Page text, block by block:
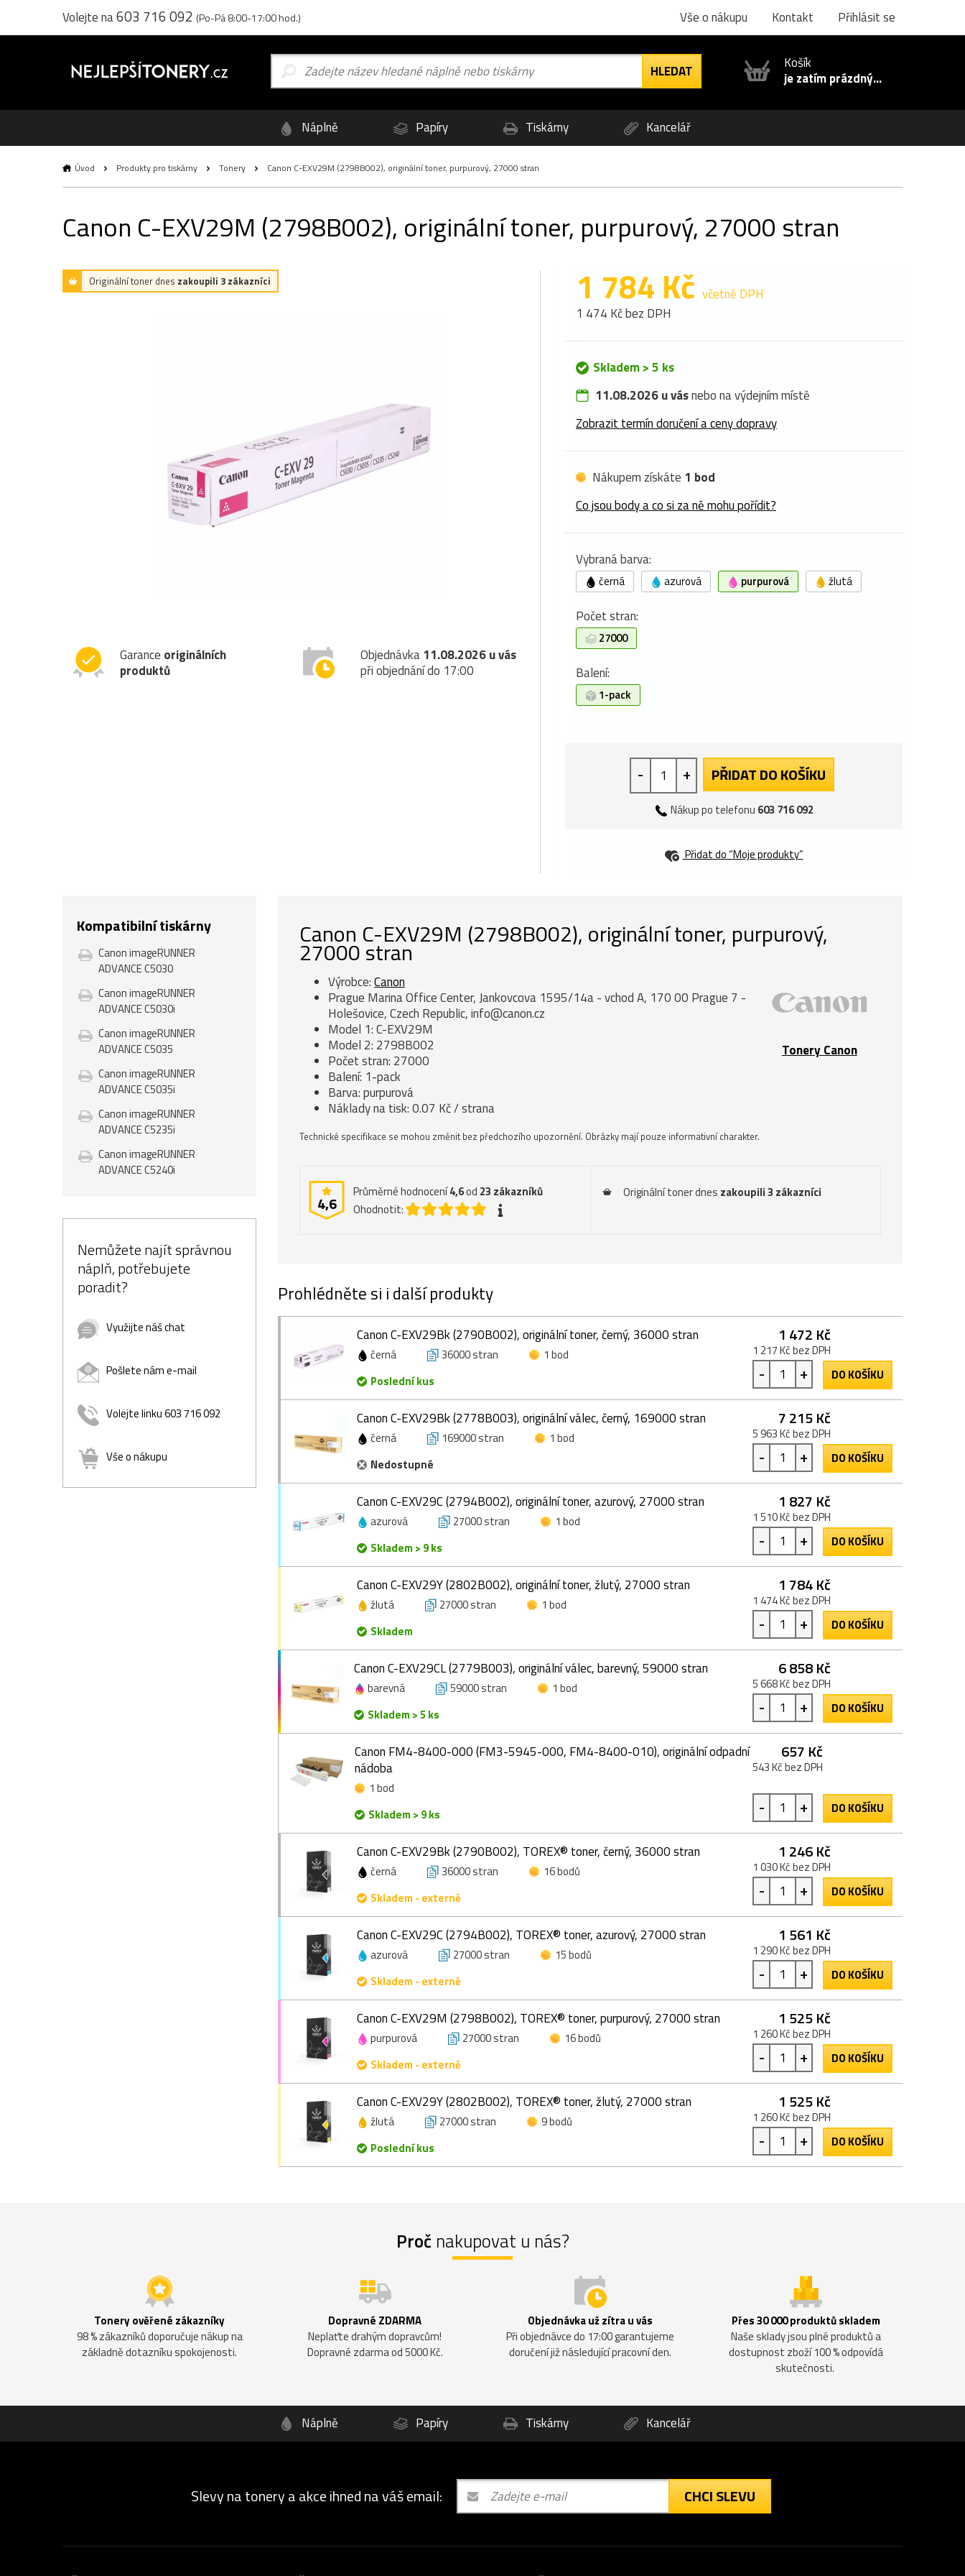
Volejte na603 716 092 (Po-Pá 8:00-17:00 hod.) Vše o nákupu Kontakt Přihlásit se
Košík
je zatím prázdný...
Náplně Papíry Tiskárny Kancelář
Úvod Produkty pro tiskárny Tonery Canon C-EXV29M (2798B002), originální toner, purpurový, 27000 stran
Canon C-EXV29M (2798B002), originální toner, purpurový, 27000 stran
Originální toner dnes zakoupili 3 zákazníci
Garance originálních
produktů
Objednávka11.08.2026 u vás
při objednání do 17:00
1 784 Kč včetně DPH
1 474 Kč bez DPH
Skladem > 5 ks
11.08.2026 u vásnebo na výdejním místě
Zobrazit termín doručení a ceny dopravy
Nákupem získáte 1 bod
Co jsou body a co si za ně mohu pořídit?
Vybraná barva:
černá azurová purpurová žlutá
Počet stran:
27000
Balení:
1-pack
- + PŘIDAT DO KOŠÍKU
Nákup po telefonu 603 716 092
Přidat do “Moje produkty”
Kompatibilní tiskárny
Canon imageRUNNER
ADVANCE C5030
Canon imageRUNNER
ADVANCE C5030i
Canon imageRUNNER
ADVANCE C5035
Canon imageRUNNER
ADVANCE C5035i
Canon imageRUNNER
ADVANCE C5235i
Canon imageRUNNER
ADVANCE C5240i
Nemůžete najít správnou
náplň, potřebujete
poradit?
Využijte náš chat
Pošlete nám e-mail
Volejte linku 603 716 092
Vše o nákupu
Canon C-EXV29M (2798B002), originální toner, purpurový,
27000 stran
Tonery Canon
Výrobce:Canon
Prague Marina Office Center, Jankovcova 1595/14a - vchod A, 170 00 Prague 7 -
Holešovice, Czech Republic, info@canon.cz
Model 1: C-EXV29M
Model 2: 2798B002
Počet stran: 27000
Balení: 1-pack
Barva: purpurová
Náklady na tisk: 0.07 Kč / strana
Technické specifikace se mohou změnit bez předchozího upozornění. Obrázky mají pouze informativní charakter.
4,6
Průměrné hodnocení4,6od 23 zákazníků
Ohodnotit:
Originální toner dnes zakoupili 3 zákazníci
Prohlédněte si i další produkty
Canon C-EXV29Bk (2790B002), originální toner, černý, 36000 stran
černá 36000 stran
1 bod
Poslední kus
1 472 Kč
1 217 Kč bez DPH
- + DO KOŠÍKU
Canon C-EXV29Bk (2778B003), originální válec, černý, 169000 stran
černá 169000 stran
1 bod
Nedostupné
7 215 Kč
5 963 Kč bez DPH
- + DO KOŠÍKU
Canon C-EXV29C (2794B002), originální toner, azurový, 27000 stran
azurová 27000 stran
1 bod
Skladem > 9 ks
1 827 Kč
1 510 Kč bez DPH
- + DO KOŠÍKU
Canon C-EXV29Y (2802B002), originální toner, žlutý, 27000 stran
žlutá 27000 stran
1 bod
Skladem
1 784 Kč
1 474 Kč bez DPH
- + DO KOŠÍKU
Canon C-EXV29CL (2779B003), originální válec, barevný, 59000 stran
barevná 59000 stran
1 bod
Skladem > 5 ks
6 858 Kč
5 668 Kč bez DPH
- + DO KOŠÍKU
Canon FM4-8400-000 (FM3-5945-000, FM4-8400-010), originální odpadní
nádoba
1 bod
Skladem > 9 ks
657 Kč
543 Kč bez DPH
- + DO KOŠÍKU
Canon C-EXV29Bk (2790B002), TOREX® toner, černý, 36000 stran
černá 36000 stran
16 bodů
Skladem - externě
1 246 Kč
1 030 Kč bez DPH
- + DO KOŠÍKU
Canon C-EXV29C (2794B002), TOREX® toner, azurový, 27000 stran
azurová 27000 stran
15 bodů
Skladem - externě
1 561 Kč
1 290 Kč bez DPH
- + DO KOŠÍKU
Canon C-EXV29M (2798B002), TOREX® toner, purpurový, 27000 stran
purpurová 27000 stran
16 bodů
Skladem - externě
1 525 Kč
1 260 Kč bez DPH
- + DO KOŠÍKU
Canon C-EXV29Y (2802B002), TOREX® toner, žlutý, 27000 stran
žlutá 27000 stran
9 bodů
Poslední kus
1 525 Kč
1 260 Kč bez DPH
- + DO KOŠÍKU
Proč nakupovat u nás?
Tonery ověřené zákazníky
98 % zákazníků doporučuje nákup na
základně dotazníku spokojenosti.
Dopravné ZDARMA
Neplaťte drahým dopravcům!
Dopravné zdarma od 5000 Kč.
Objednávka už zítra u vás
Při objednávce do 17:00 garantujeme
doručení již následující pracovní den.
Přes 30 000 produktů skladem
Naše sklady jsou plné produktů a
dostupnost zboží 100 % odpovídá
skutečnosti.
Náplně Papíry Tiskárny Kancelář
Slevy na tonery a akce ihned na váš email: CHCI SLEVU